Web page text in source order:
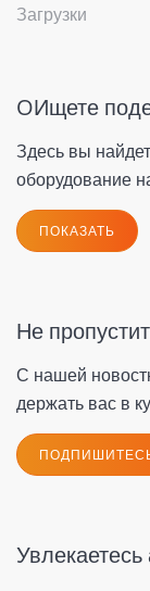
Загрузки
OИщете
Здесь вы
оборудование
ПОКАЗАТЬ
Не
С нашей
держать вас в